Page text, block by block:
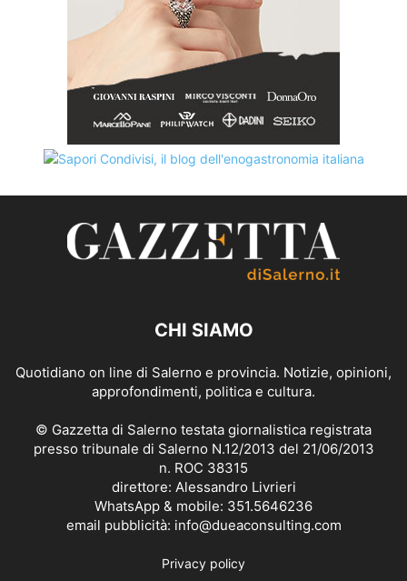
CHI SIAMO
Quotidiano on line di Salerno e provincia. Notizie, opinioni,
approfondimenti, politica e cultura.
© Gazzetta di Salerno testata giornalistica registrata
presso tribunale di Salerno N.12/2013 del 21/06/2013
n. ROC 38315
direttore: Alessandro Livrieri
WhatsApp & mobile: 351.5646236
email pubblicità: info@dueaconsulting.com
Privacy policy